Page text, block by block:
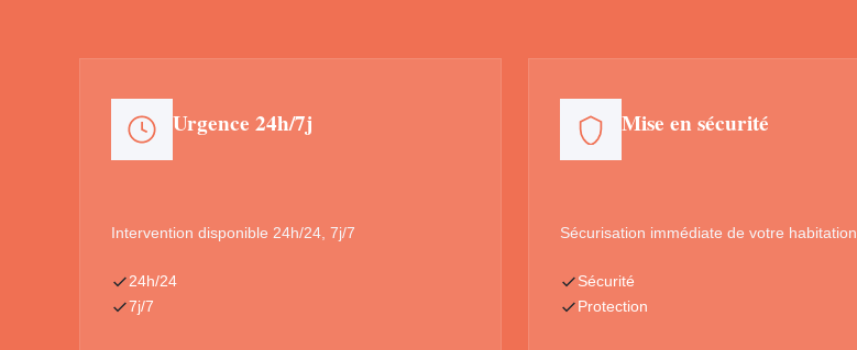
Urgence 24h/7j
Intervention disponible 24h/24, 7j/7
24h/24
7j/7
Mise en sécurité
Sécurisation immédiate de votre habitation
Sécurité
Protection